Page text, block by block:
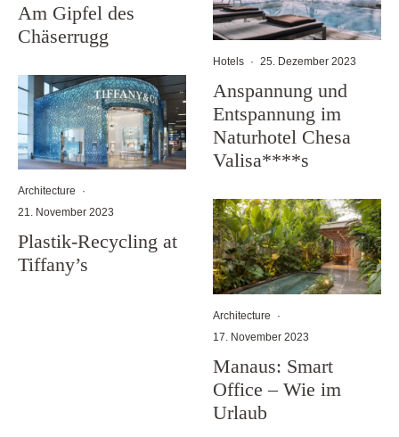
Am Gipfel des
Chäserrugg
Architecture
·
21. November 2023
Plastik-Recycling at
Tiffany’s
Hotels · 25. Dezember 2023
Anspannung und
Entspannung im
Naturhotel Chesa
Valisa****s
Architecture
·
17. November 2023
Manaus: Smart
Office – Wie im
Urlaub